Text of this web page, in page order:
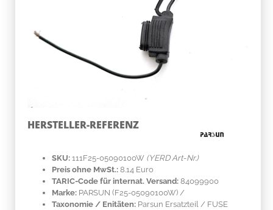
HERSTELLER-REFERENZ
SKU: 111F25-05090100W (YERD Art-Nr.)
Preis ohne MwSt.: 8.14 Euro
TARIC-Code für internat. Versand: 84099900
Marke: PARSUN (F25-05090100W) /
Taxonomie / Enitäten: Parsun Ersatzteil / FUSE